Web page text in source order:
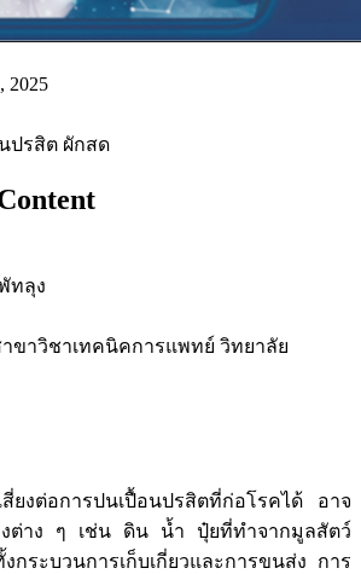
2025
ปรสิต ผักสด
ทลุง
ขาวิชาเทคนิคการแพทย์ วิทยาลัย
ยงต่อการปนเปื้อนปรสิตที่ก่อโรคได้ อาจ
งต่าง ๆ เช่น ดิน น้ำ ปุ๋ยที่ทำจากมูลสัตว์
กระบวนการเก็บเกี่ยวและการขนส่ง การ